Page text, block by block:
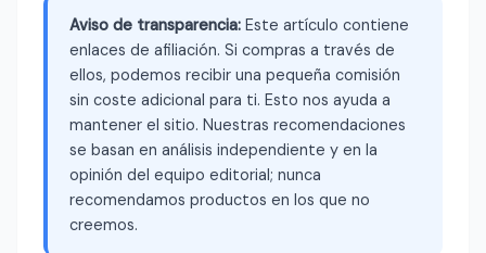
Aviso de transparencia: Este artículo contiene
enlaces de afiliación. Si compras a través de
ellos, podemos recibir una pequeña comisión
sin coste adicional para ti. Esto nos ayuda a
mantener el sitio. Nuestras recomendaciones
se basan en análisis independiente y en la
opinión del equipo editorial; nunca
recomendamos productos en los que no
creemos.